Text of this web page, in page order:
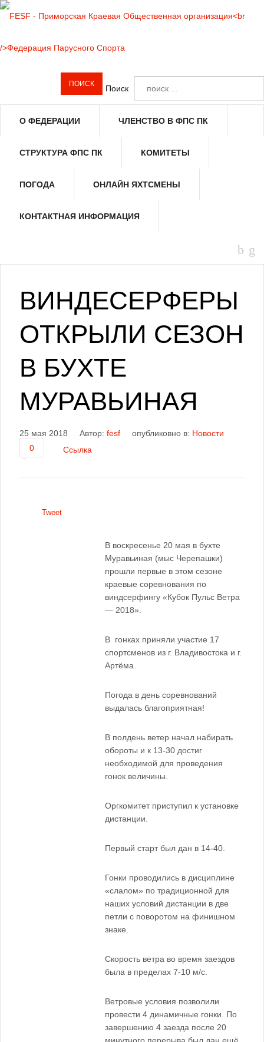
Поиск
О ФЕДЕРАЦИИ ЧЛЕНСТВО В ФПС ПК
СТРУКТУРА ФПС ПК КОМИТЕТЫ
ПОГОДА ОНЛАЙН ЯХТСМЕНЫ
КОНТАКТНАЯ ИНФОРМАЦИЯ
ВИНДЕСЕРФЕРЫ
ОТКРЫЛИ СЕЗОН
В БУХТЕ
МУРАВЬИНАЯ
25 мая 2018 Автор: fesf опубликовно в: Новости
0
Ссылка
Tweet
В воскресенье 20 мая в бухте
Муравьиная (мыс Черепашки)
прошли первые в этом сезоне
краевые соревнования по
виндсерфингу «Кубок Пульс Ветра
— 2018».
В гонках приняли участие 17
спортсменов из г. Владивостока и г.
Артёма.
Погода в день соревнований
выдалась благоприятная!
В полдень ветер начал набирать
обороты и к 13-30 достиг
необходимой для проведения
гонок величины.
Оргкомитет приступил к установке
дистанции.
Первый старт был дан в 14-40.
Гонки проводились в дисциплине
«слалом» по традиционной для
наших условий дистанции в две
петли с поворотом на финишном
знаке.
Скорость ветра во время заездов
была в пределах 7-10 м/с.
Ветровые условия позволили
провести 4 динамичные гонки. По
завершению 4 заезда после 20